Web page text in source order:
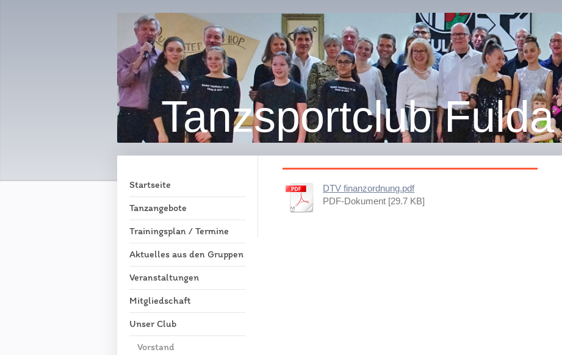
Tanzsportclub
Startseite
Tanzangebote
Trainingsplan / Termine
Aktuelles aus den Gruppen
Veranstaltungen
Mitgliedschaft
Unser Club
Vorstand
DTV finanzordnung.pdf
PDF-Dokument [29.7 KB]